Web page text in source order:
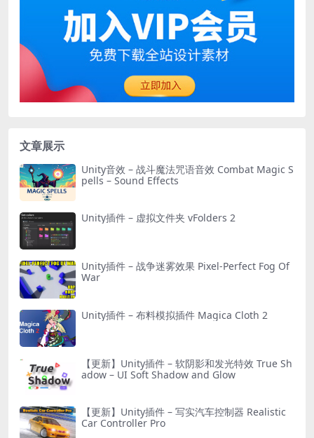
文章展示
Unity音效 – 战斗魔法咒语音效 Combat Magic S
pells – Sound Effects
Unity插件 – 虚拟文件夹 vFolders 2
Unity插件 – 战争迷雾效果 Pixel-Perfect Fog Of
War
Unity插件 – 布料模拟插件 Magica Cloth 2
【更新】Unity插件 – 软阴影和发光特效 True Sh
adow – UI Soft Shadow and Glow
【更新】Unity插件 – 写实汽车控制器 Realistic
Car Controller Pro